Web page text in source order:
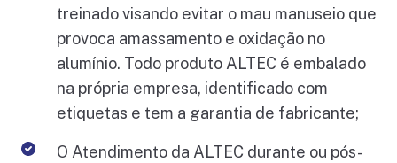
treinado visando evitar o mau manuseio que
provoca amassamento e oxidação no
alumínio. Todo produto ALTEC é embalado
na própria empresa, identificado com
etiquetas e tem a garantia de fabricante;
O Atendimento da ALTEC durante ou pós-